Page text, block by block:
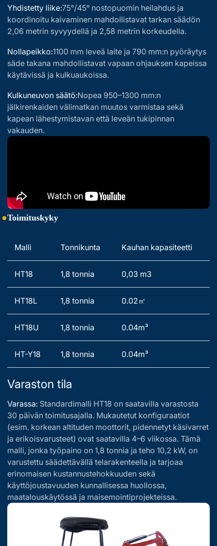
Yhdistetty liike:75°/45° nostopuomin heilahdus ja
koordinoitu kaivaminen mahdollistavat tarkan säädön
2,06 metrin syvyydellä ja 2,58 metrin korkeudella.
Nollapeikko:1100 mm leveä laite ja 790 mm:n pyöräytys
säde takana mahdollistavat vapaan ohjauksen kapeissa
käytävissä ja kulkuaukoissa.
Kulkuneuvon säätö:Nopea 950–1300 mm:n
jälkirenkaiden välimatkan muutos varmistaa sekä
kapean lähestymistavan että leveän tukipinnan
vakauden.
Toimituskyky
Malli Tonnikunta Kauhan kapasiteetti
HT18 1,8 tonnia 0,03 m3
HT18L 1,8 tonnia 0.02㎡
HT18U 1,8 tonnia 0.04m³
HT-Y18 1,8 tonnia 0.04m³
Varaston tila
Varassa: Standardimalli HT18 on saatavilla varastosta
30 päivän toimitusajalla. Mukautetut konfiguraatiot
(esim. korkean altituden moottorit, pidennetyt käsivarret
ja erikoisvarusteet) ovat saatavilla 4–6 viikossa. Tämä
malli, jonka työpaino on 1,8 tonnia ja teho 10,2 kW, on
varustettu säädettävällä telarakenteella ja tarjoaa
erinomaisen kustannustehokkuuden sekä
käyttöjoustavuuden kunnallisessa huollossa,
maatalouskäytössä ja maisemointiprojekteissa.